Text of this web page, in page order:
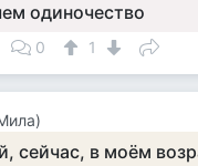
одиночество
0 1
сейчас, в моём